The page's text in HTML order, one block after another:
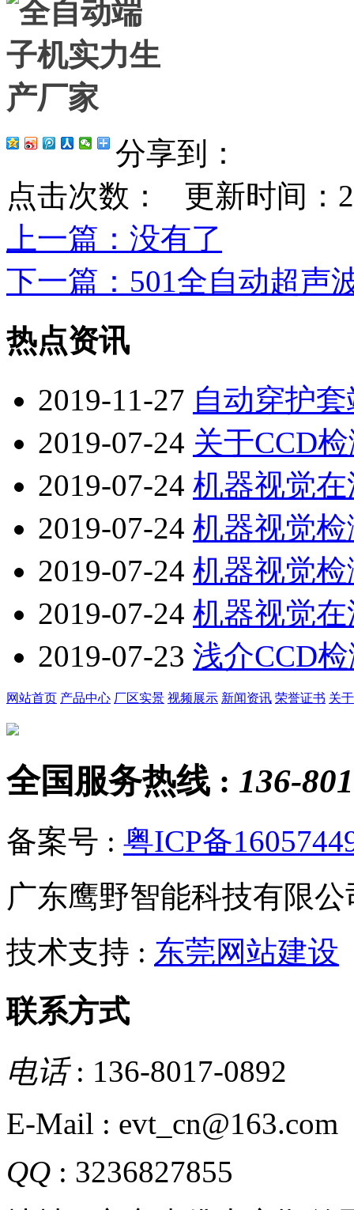
分享到：
点击次数：
更新时间：
上一篇 ：没有了
下一篇 ：501全自动超声
热点资讯
2019-11-27 自动穿护
2019-07-24 关于CCD
2019-07-24 机器视觉
2019-07-24 机器视觉
2019-07-24 机器视觉
2019-07-24 机器视觉
2019-07-23 浅介CCD
网站首页 产品中心 厂区实景 视频展示 新闻资讯 荣誉证书 关
全国服务热线 : 136-
备案号 : 粤ICP备
广东鹰野智能科技有限
技术支持 : 东莞网站建设
联系方式
电话: 136-8017-0892
E-Mail : evt_cn@163.com
QQ : 3236827855